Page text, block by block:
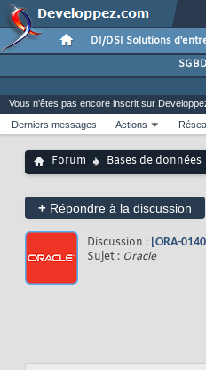
DI/DSI Solutions
SGBD
Vous n'êtes pas encore inscrit sur
Derniers messages
Actions
Forum Bases de données
+ Répondre à la discussion
Discussion : [ORA-
Sujet : Oracle